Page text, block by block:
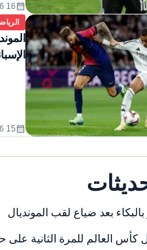
calendar_month
16 Jul, 2026
calendar_month
15 Jul, 2026
بعد ضياع لقب المونديال
كأس العالم للمرة الثانية